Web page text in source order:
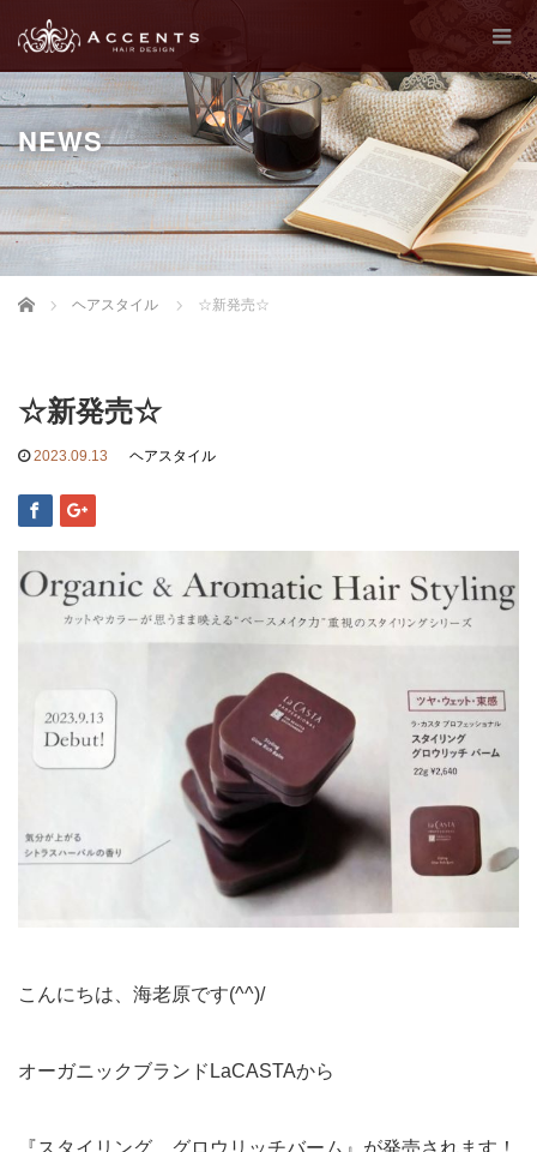
NEWS
Home ヘアスタイル ☆新発売☆
☆新発売☆
2023.09.13 ヘアスタイル
こんにちは、海老原です(^^)/
オーガニックブランドLaCASTAから
『スタイリング グロウリッチバーム』が発売されます！